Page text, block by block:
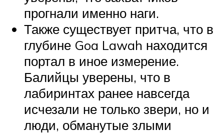
прогнали именно наги.
Также существует притча, что в
глубине Goa Lawah находится
портал в иное измерение.
Балийцы уверены, что в
лабиринтах ранее навсегда
исчезали не только звери, но и
люди, обманутые злыми